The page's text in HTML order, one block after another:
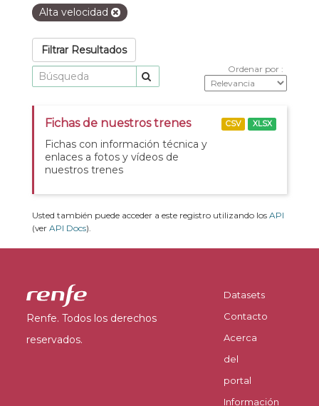
Alta velocidad
Filtrar Resultados
Ordenar por
Fichas de nuestros trenes
Fichas con información técnica y
enlaces a fotos y vídeos de
nuestros trenes
CSV XLSX
Usted también puede acceder a este registro utilizando los API
(ver API Docs).
Renfe. Todos los derechos
reservados.
Datasets
Contacto
Acerca
del
portal
Información